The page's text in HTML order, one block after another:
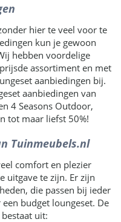
hier te veel voor te
kun je gewoon
hebben voordelige
assortiment en met
aanbiedingen bij.
aanbiedingen van
4 Seasons Outdoor,
tot maar liefst 50%!
Tuinmeubels.nl
comfort en plezier
uitgave te zijn. Er zijn
die passen bij ieder
budget loungeset. De
uit: